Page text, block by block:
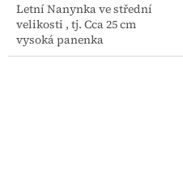
Letní Nanynka ve střední
velikosti , tj. Cca 25 cm
vysoká panenka